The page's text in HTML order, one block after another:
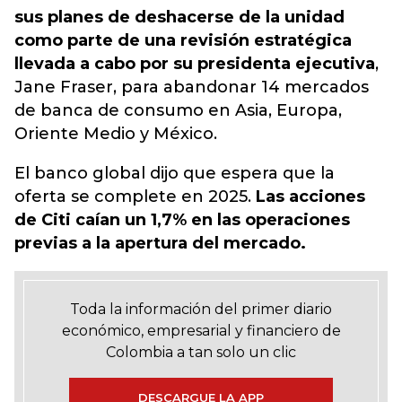
sus planes de deshacerse de la unidad
como parte de una revisión estratégica
llevada a cabo por su presidenta ejecutiva,
Jane Fraser, para abandonar 14 mercados
de banca de consumo en Asia, Europa,
Oriente Medio y México.
El banco global dijo que espera que la
oferta se complete en 2025. Las acciones
de Citi caían un 1,7% en las operaciones
previas a la apertura del mercado.
Toda la información del primer diario
económico, empresarial y financiero de
Colombia a tan solo un clic
DESCARGUE LA APP